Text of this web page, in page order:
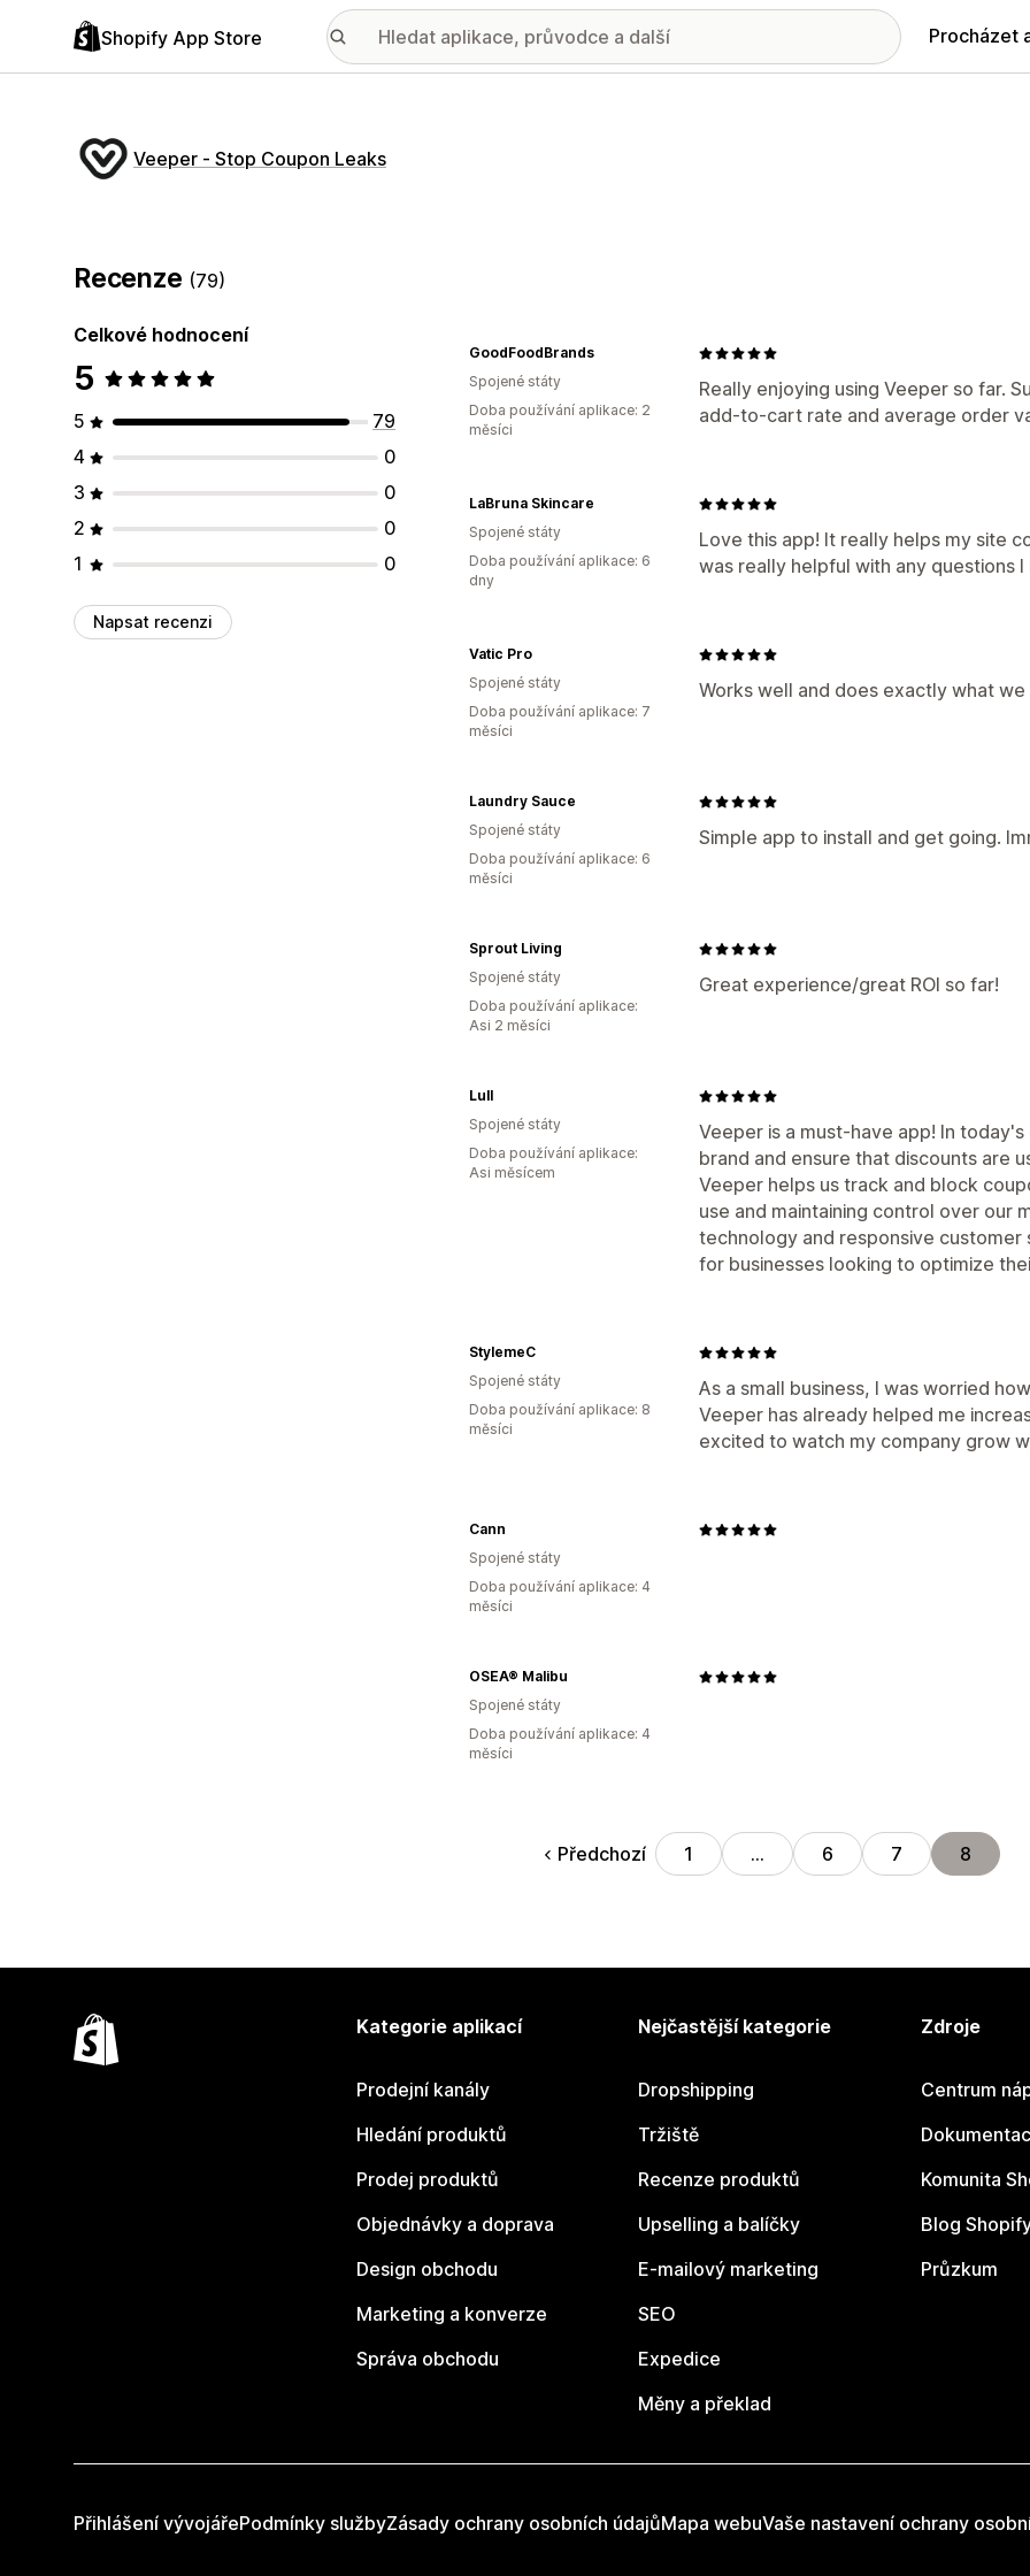
Shopify App Store Procházet
Veeper ‑ Stop Coupon Leaks
Recenze (79)
Celkové hodnocení
5
5
79
4
0
3
0
2
0
1
0
Napsat recenzi
Really enjoying using Veeper so far.
add-to-cart rate and average order
GoodFoodBrands
Spojené státy
Doba používání aplikace: 2
měsíci
Love this app! It really helps my site
was really helpful with any questions
LaBruna Skincare
Spojené státy
Doba používání aplikace: 6
dny
Works well and does exactly what
Vatic Pro
Spojené státy
Doba používání aplikace: 7
měsíci
Simple app to install and get going.
Laundry Sauce
Spojené státy
Doba používání aplikace: 6
měsíci
Great experience/great ROI so far!
Sprout Living
Spojené státy
Doba používání aplikace:
Asi 2 měsíci
Veeper is a must-have app! In
brand and ensure that discounts are
Veeper helps us track and block
use and maintaining control over our
technology and responsive
for businesses looking to optimize
Lull
Spojené státy
Doba používání aplikace:
Asi měsícem
As a small business, I was worried
Veeper has already helped me
excited to watch my company grow
StylemeC
Spojené státy
Doba používání aplikace: 8
měsíci
Cann
Spojené státy
Doba používání aplikace: 4
měsíci
OSEA® Malibu
Spojené státy
Doba používání aplikace: 4
měsíci
Předchozí 1 … 6 7 8
Kategorie aplikací
Prodejní kanály
Hledání produktů
Prodej produktů
Objednávky a doprava
Design obchodu
Marketing a konverze
Správa obchodu
Nejčastější kategorie
Dropshipping
Tržiště
Recenze produktů
Upselling a balíčky
E-mailový marketing
SEO
Expedice
Měny a překlad
Zdroje
Centrum
Komunita
Blog
Průzkum
Přihlášení vývojářePodmínky službyZásady ochrany osobních údajůMapa webuVaše nastavení ochrany